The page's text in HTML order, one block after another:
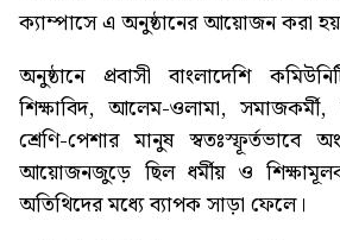
ক্যাম্পাসে এ অনুষ্ঠানের আয়োজন করা
অনুষ্ঠানে প্রবাসী বাংলাদেশি
শিক্ষাবিদ, আলেম-ওলামা,
শ্রেণি-পেশার মানুষ স্বতঃস্ফূর্তভাবে
আয়োজনজুড়ে ছিল ধর্মীয় ও
অতিথিদের মধ্যে ব্যাপক সাড়া ফেলে।